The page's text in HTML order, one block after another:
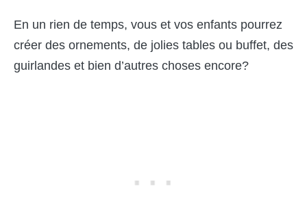
En un rien de temps, vous et vos enfants pourrez
créer des ornements, de jolies tables ou buffet, des
guirlandes et bien d’autres choses encore?